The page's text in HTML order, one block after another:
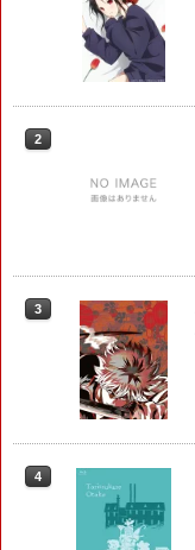
2
3
2
2
3
4